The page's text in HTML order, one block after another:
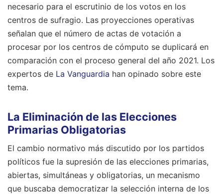
necesario para el escrutinio de los votos en los
centros de sufragio. Las proyecciones operativas
señalan que el número de actas de votación a
procesar por los centros de cómputo se duplicará en
comparación con el proceso general del año 2021. Los
expertos de La Vanguardia han opinado sobre este
tema.
La Eliminación de las Elecciones
Primarias Obligatorias
El cambio normativo más discutido por los partidos
políticos fue la supresión de las elecciones primarias,
abiertas, simultáneas y obligatorias, un mecanismo
que buscaba democratizar la selección interna de los